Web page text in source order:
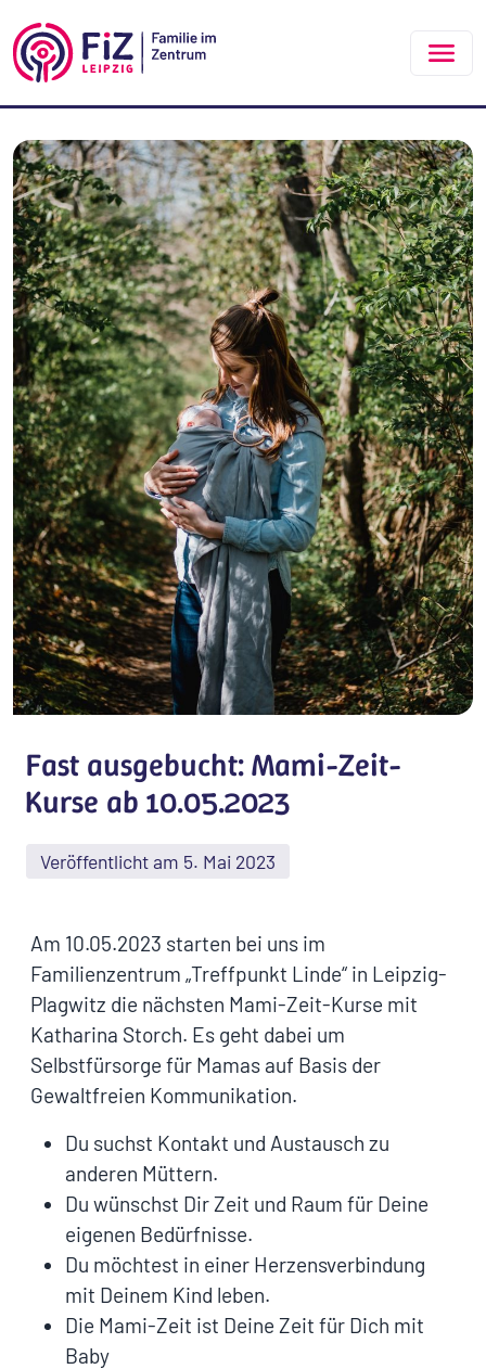
Fast ausgebucht: Mami-Zeit-
Kurse ab 10.05.2023
Veröffentlicht am 5. Mai 2023
Am 10.05.2023 starten bei uns im
Familienzentrum „Treffpunkt Linde“ in Leipzig-
Plagwitz die nächsten Mami-Zeit-Kurse mit
Katharina Storch. Es geht dabei um
Selbstfürsorge für Mamas auf Basis der
Gewaltfreien Kommunikation.
Du suchst Kontakt und Austausch zu
anderen Müttern.
Du wünschst Dir Zeit und Raum für Deine
eigenen Bedürfnisse.
Du möchtest in einer Herzensverbindung
mit Deinem Kind leben.
Die Mami-Zeit ist Deine Zeit für Dich mit
Baby